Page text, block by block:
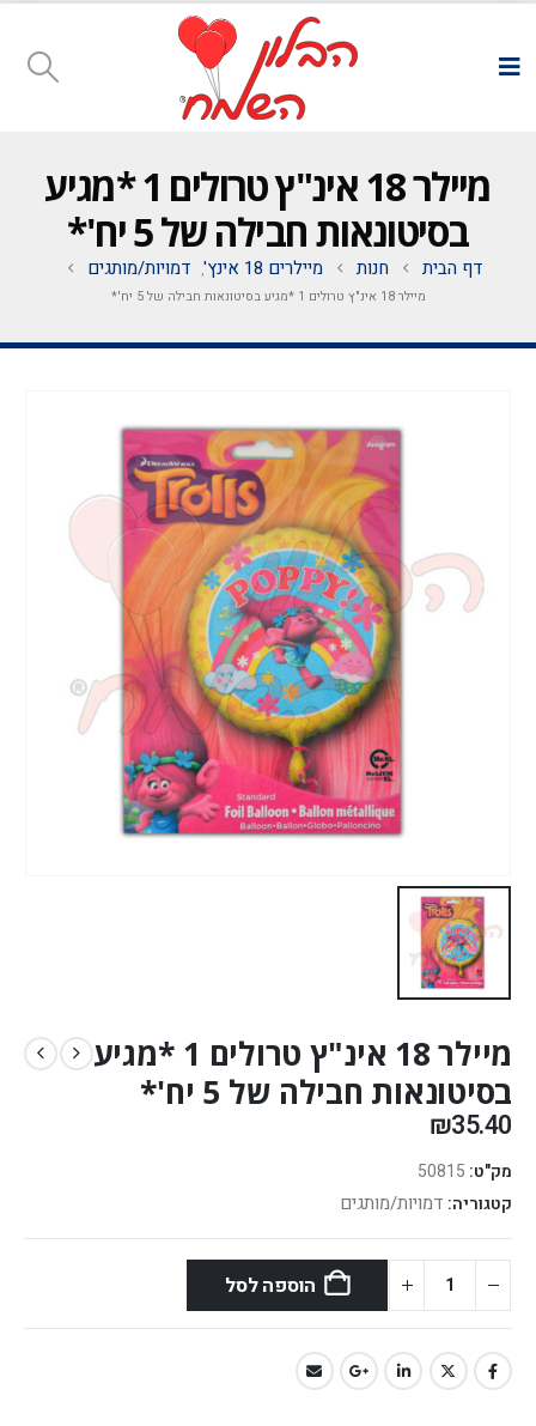
מיילר 18 אינ"ץ טרולים 1 *מגיע
בסיטונאות חבילה של 5 יח'*
דף הבית חנות מיילרים 18 אינץ' , דמויות/מותגים
מיילר 18 אינ"ץ טרולים 1 *מגיע בסיטונאות חבילה של 5 יח'*
מיילר 18 אינ"ץ טרולים 1 *מגיע
בסיטונאות חבילה של 5 יח'*
₪35.40
מק"ט: 50815
קטגוריה: דמויות/מותגים
הוספה לסל